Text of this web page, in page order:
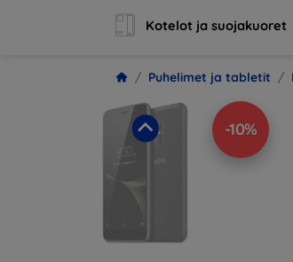
Kotelot ja suojakuoret
Puhelimet ja tabletit
-10%